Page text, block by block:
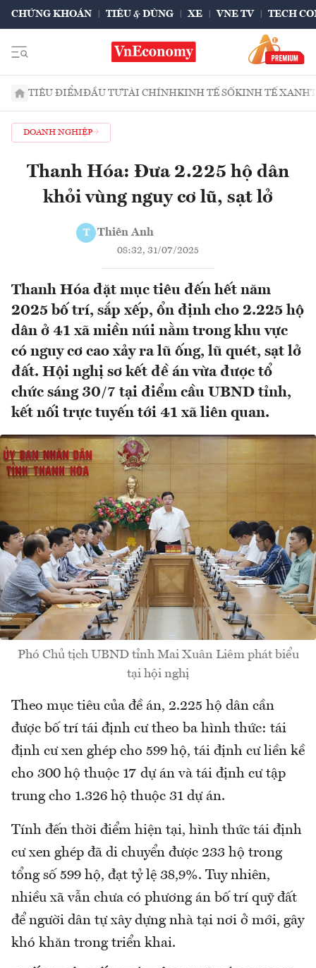
CHỨNG KHOÁN TIÊU & DÙNG XE VNE TV TECH
TIÊU ĐIỂMĐẦU TƯTÀI CHÍNHKINH TẾ SỐKINH TẾ XANH
DOANH NGHIỆP
Thanh Hóa: Đưa 2.225 hộ dân
khỏi vùng nguy cơ lũ, sạt lở
T Thiên Anh
08:32, 31/07/2025
Thanh Hóa đặt mục tiêu đến hết năm
2025 bố trí, sắp xếp, ổn định cho 2.225 hộ
dân ở 41 xã miền núi nằm trong khu vực
có nguy cơ cao xảy ra lũ ống, lũ quét, sạt lở
đất. Hội nghị sơ kết đề án vừa được tổ
chức sáng 30/7 tại điểm cầu UBND tỉnh,
kết nối trực tuyến tới 41 xã liên quan.
Phó Chủ tịch UBND tỉnh Mai Xuân Liêm phát biểu
tại hội nghị
Theo mục tiêu của đề án, 2.225 hộ dân cần
được bố trí tái định cư theo ba hình thức: tái
định cư xen ghép cho 599 hộ, tái định cư liền kề
cho 300 hộ thuộc 17 dự án và tái định cư tập
trung cho 1.326 hộ thuộc 31 dự án.
Tính đến thời điểm hiện tại, hình thức tái định
cư xen ghép đã di chuyển được 233 hộ trong
tổng số 599 hộ, đạt tỷ lệ 38,9%. Tuy nhiên,
nhiều xã vẫn chưa có phương án bố trí quỹ đất
để người dân tự xây dựng nhà tại nơi ở mới, gây
khó khăn trong triển khai.